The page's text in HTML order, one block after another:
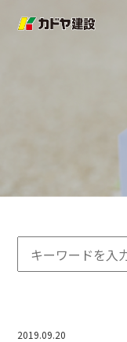
2019.09.20